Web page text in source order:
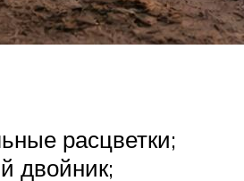
расцветки;
двойник;